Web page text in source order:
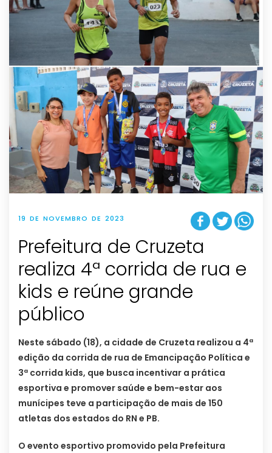
19 DE NOVEMBRO DE 2023
Prefeitura de Cruzeta
realiza 4ª corrida de rua e
kids e reúne grande
público
Neste sábado (18), a cidade de Cruzeta realizou a 4ª
edição da corrida de rua de Emancipação Política e
3ª corrida kids, que busca incentivar a prática
esportiva e promover saúde e bem-estar aos
munícipes teve a participação de mais de 150
atletas dos estados do RN e PB.
O evento esportivo promovido pela Prefeitura